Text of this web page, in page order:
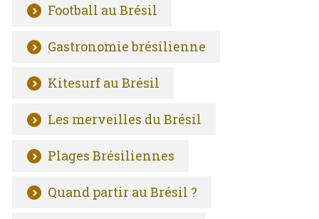
Football au Brésil
Gastronomie brésilienne
Kitesurf au Brésil
Les merveilles du Brésil
Plages Brésiliennes
Quand partir au Brésil ?